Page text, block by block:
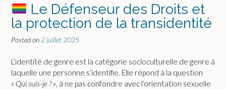
Le Défenseur des Droits et
la protection de la transidentité
Posted on 2 juillet 2025
L’identité de genre est la catégorie socioculturelle de genre à
laquelle une personne s’identifie. Elle répond à la question
« Qui suis-je ? », à ne pas confondre avec l’orientation sexuelle